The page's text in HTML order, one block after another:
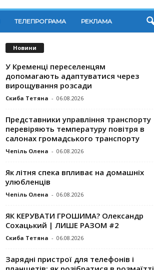
ТЕЛЕПРОГРАМА РЕКЛАМА
Новини
У Кременці переселенцям
допомагають адаптуватися через
вирощування розсади
Скиба Тетяна - 06.08.2026
Представники управління транспорту
перевіряють температуру повітря в
салонах громадського транспорту
Чепіль Олена - 06.08.2026
Як літня спека впливає на домашніх
улюбленців
Чепіль Олена - 06.08.2026
ЯК КЕРУВАТИ ГРОШИМА? Олександр
Сохацький | ЛИШЕ РАЗОМ #2
Скиба Тетяна - 06.08.2026
Зарядні пристрої для телефонів і